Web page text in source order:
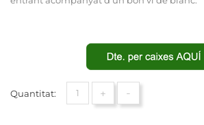
Quantitat: + -